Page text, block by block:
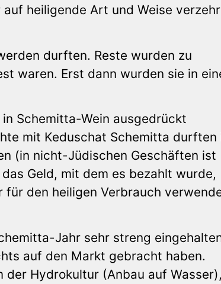
heiligende Art und Weise
durften. Reste wurden zu
waren. Erst dann wurden sie in
Schemitta-Wein ausgedrückt
mit Keduschat Schemitta durften
(in nicht-Jüdischen Geschäften ist
Geld, mit dem es bezahlt wurde,
den heiligen Verbrauch
Jahr sehr streng
auf den Markt gebracht haben.
der Hydrokultur (Anbau auf Wasser),